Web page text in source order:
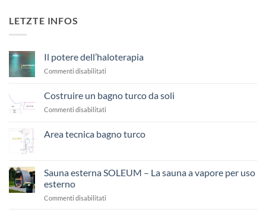
LETZTE INFOS
Il potere dell’haloterapia
Commenti disabilitati
dell’haloterapia
Costruire un bagno turco da soli
Commenti disabilitati
bagno
soli
Area tecnica bagno turco
Area
tecnica
bagno
Sauna esterna SOLEUM – La sauna a vapore per uso
esterno
Commenti disabilitati